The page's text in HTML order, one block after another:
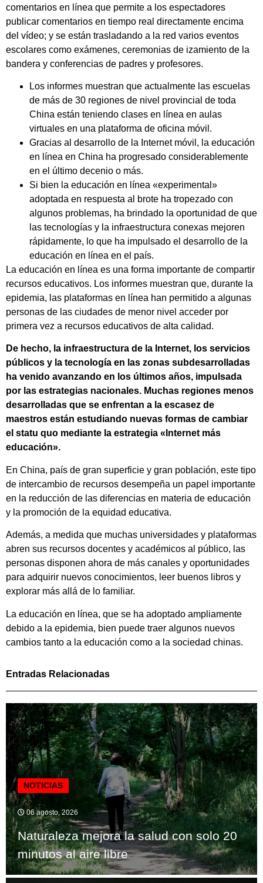
comentarios en línea que permite a los espectadores
publicar comentarios en tiempo real directamente encima
del vídeo; y se están trasladando a la red varios eventos
escolares como exámenes, ceremonias de izamiento de la
bandera y conferencias de padres y profesores.
Los informes muestran que actualmente las escuelas
de más de 30 regiones de nivel provincial de toda
China están teniendo clases en línea en aulas
virtuales en una plataforma de oficina móvil.
Gracias al desarrollo de la Internet móvil, la educación
en línea en China ha progresado considerablemente
en el último decenio o más.
Si bien la educación en línea «experimental»
adoptada en respuesta al brote ha tropezado con
algunos problemas, ha brindado la oportunidad de que
las tecnologías y la infraestructura conexas mejoren
rápidamente, lo que ha impulsado el desarrollo de la
educación en línea en el país.
La educación en línea es una forma importante de compartir
recursos educativos. Los informes muestran que, durante la
epidemia, las plataformas en línea han permitido a algunas
personas de las ciudades de menor nivel acceder por
primera vez a recursos educativos de alta calidad.
De hecho, la infraestructura de la Internet, los servicios
públicos y la tecnología en las zonas subdesarrolladas
ha venido avanzando en los últimos años, impulsada
por las estrategias nacionales. Muchas regiones menos
desarrolladas que se enfrentan a la escasez de
maestros están estudiando nuevas formas de cambiar
el statu quo mediante la estrategia «Internet más
educación».
En China, país de gran superficie y gran población, este tipo
de intercambio de recursos desempeña un papel importante
en la reducción de las diferencias en materia de educación
y la promoción de la equidad educativa.
Además, a medida que muchas universidades y plataformas
abren sus recursos docentes y académicos al público, las
personas disponen ahora de más canales y oportunidades
para adquirir nuevos conocimientos, leer buenos libros y
explorar más allá de lo familiar.
La educación en línea, que se ha adoptado ampliamente
debido a la epidemia, bien puede traer algunos nuevos
cambios tanto a la educación como a la sociedad chinas.
Entradas Relacionadas
NOTICIAS
06 agosto, 2026
Naturaleza mejora la salud con solo 20
minutos al aire libre